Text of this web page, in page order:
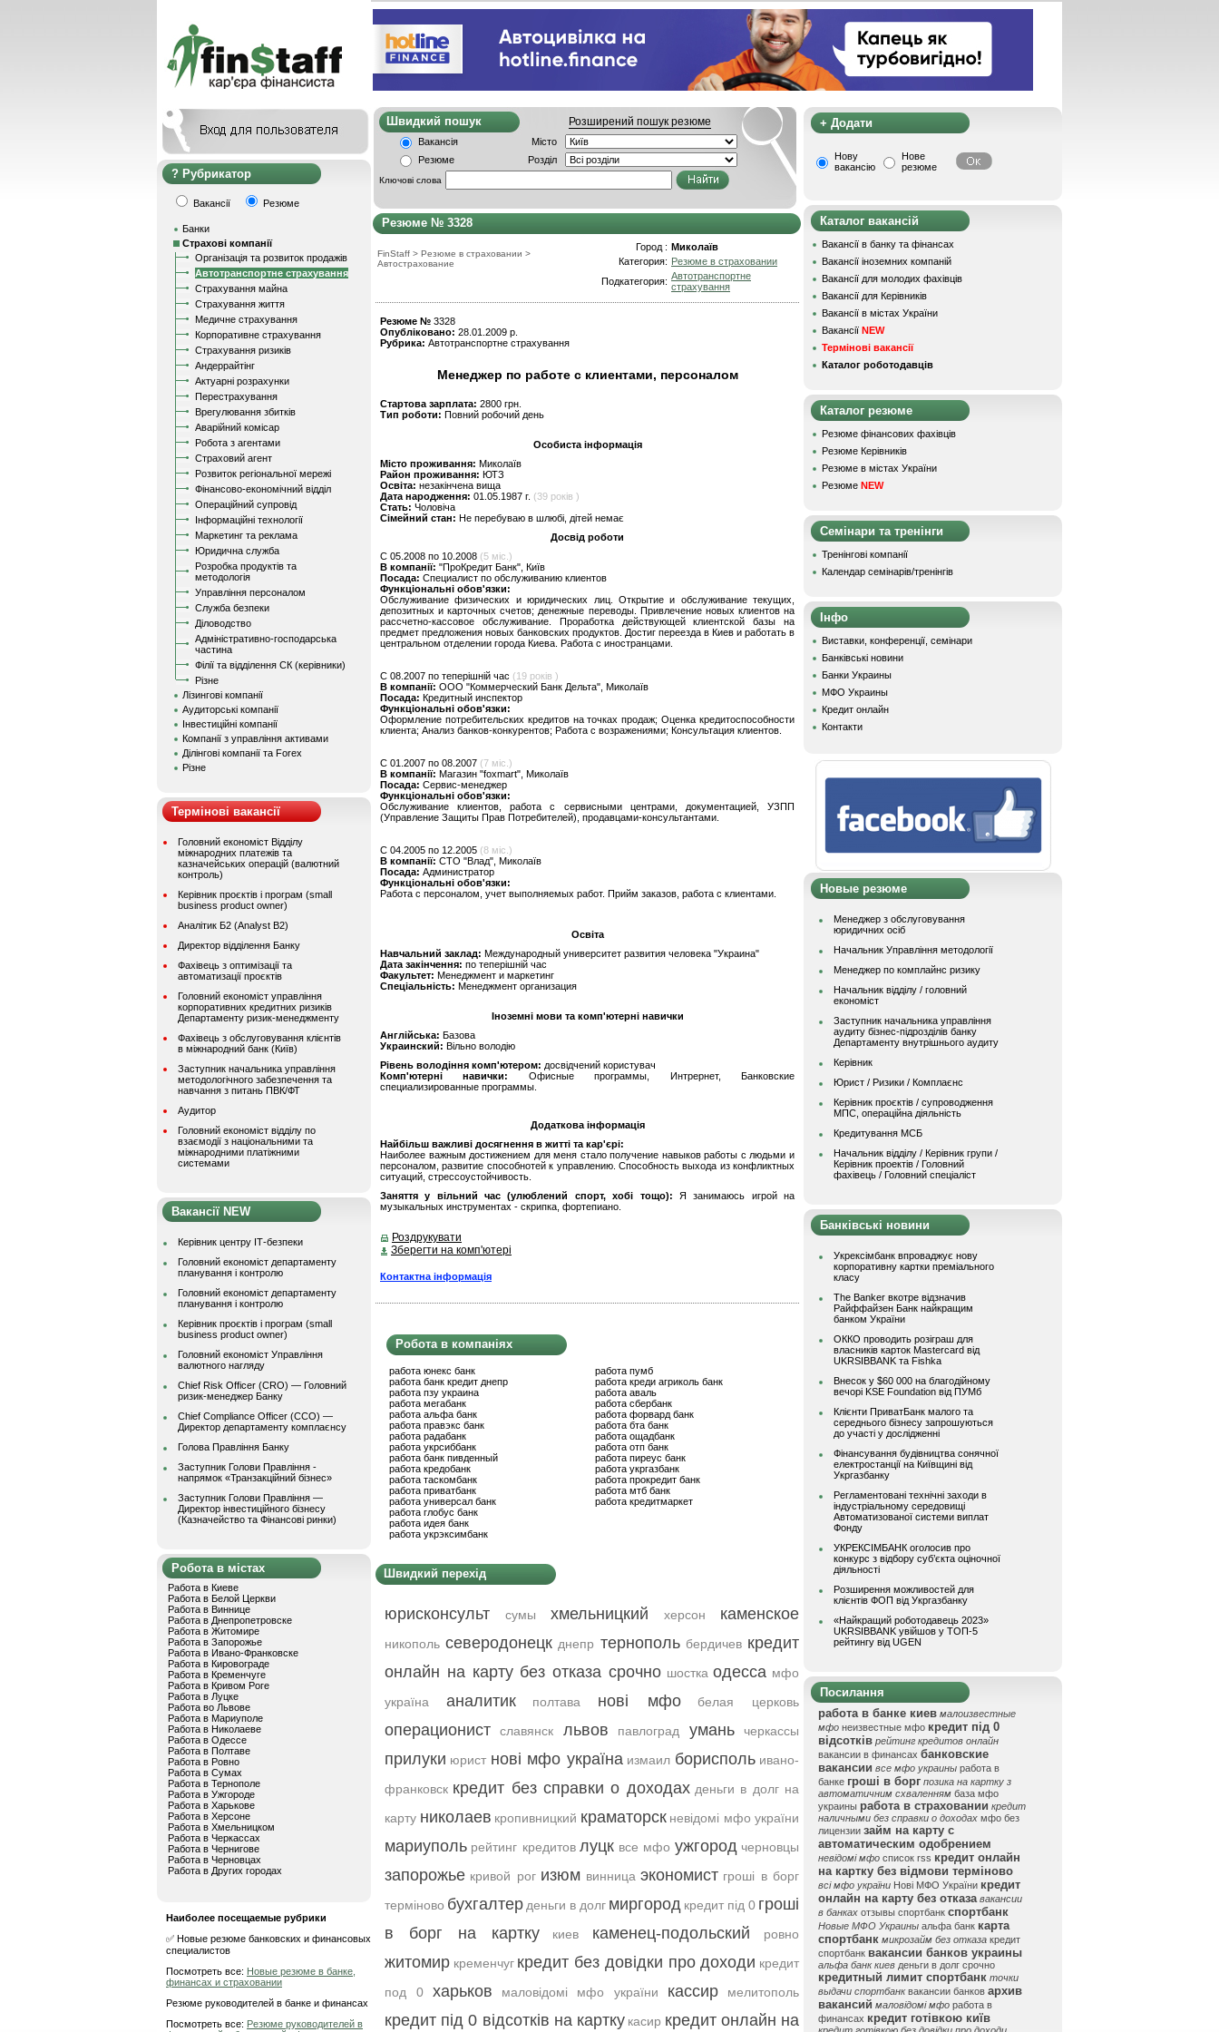
Рубрикатор
Вакансії Резюме
Банки
Страхові компанії
Організація та розвиток продажів
Автотранспортне страхування
Страхування майна
Страхування життя
Медичне страхування
Корпоративне страхування
Страхування ризиків
Андеррайтінг
Актуарні розрахунки
Перестрахування
Врегулювання збитків
Аварійний комісар
Робота з агентами
Страховий агент
Розвиток регіональної мережі
Фінансово-економічний відділ
Операційний супровід
Інформаційні технології
Маркетинг та реклама
Юридична служба
Розробка продуктів та
методологія
Управління персоналом
Служба безпеки
Діловодство
Адміністративно-господарська
частина
Філії та відділення СК (керівники)
Різне
Лізингові компанії
Аудиторські компанії
Інвестиційні компанії
Компанії з управління активами
Ділінгові компанії та Forex
Різне
Термінові вакансії
Головний економіст Відділу
міжнародних платежів та
казначейських операцій (валютний
контроль)
Керівник проєктів і програм (small
business product owner)
Аналітик Б2 (Analyst B2)
Директор відділення Банку
Фахівець з оптимізації та
автоматизації проєктів
Головний економіст управління
корпоративних кредитних ризиків
Департаменту ризик-менеджменту
Фахівець з обслуговування клієнтів
в міжнародний банк (Київ)
Заступник начальника управління
методологічного забезпечення та
навчання з питань ПВК/ФТ
Аудитор
Головний економіст відділу по
взаємодії з національними та
міжнародними платіжними
системами
Вакансії NEW
Керівник центру ІТ-безпеки
Головний економіст департаменту
планування і контролю
Головний економіст департаменту
планування і контролю
Керівник проєктів і програм (small
business product owner)
Головний економіст Управління
валютного нагляду
Chief Risk Officer (CRO) — Головний
ризик-менеджер Банку
Chief Compliance Officer (CCO) —
Директор департаменту комплаєнсу
Голова Правління Банку
Заступник Голови Правління -
напрямок «Транзакційний бізнес»
Заступник Голови Правління —
Директор інвестиційного бізнесу
(Казначейство та Фінансові ринки)
Робота в містах
Работа в Киеве
Работа в Белой Церкви
Работа в Виннице
Работа в Днепропетровске
Работа в Житомире
Работа в Запорожье
Работа в Ивано-Франковске
Работа в Кировограде
Работа в Кременчуге
Работа в Кривом Роге
Работа в Луцке
Работа во Львове
Работа в Мариуполе
Работа в Николаеве
Работа в Одессе
Работа в Полтаве
Работа в Ровно
Работа в Сумах
Работа в Тернополе
Работа в Ужгороде
Работа в Харькове
Работа в Херсоне
Работа в Хмельницком
Работа в Черкассах
Работа в Чернигове
Работа в Черновцах
Работа в Других городах
Наиболее посещаемые рубрики
✅ Новые резюме банковских и финансовых
специалистов
Посмотреть все: Новые резюме в банке,
финансах и страховании
Резюме руководителей в банке и финансах
Посмотреть все: Резюме руководителей в
Швидкий пошук Розширений пошук резюме
Вакансія
Місто
Резюме
Розділ
Ключові слова
Резюме № 3328
FinStaff > Резюме в страховании >
Автострахование
Город : Миколаїв
Категория: Резюме в страховании
Подкатегория: Автотранспортне
страхування
Резюме № 3328
Опубліковано: 28.01.2009 р.
Рубрика: Автотранспортне страхування
Менеджер по работе с клиентами, персоналом
Стартова зарплата: 2800 грн.
Тип роботи: Повний робочий день
Особиста інформація
Місто проживання: Миколаїв
Район проживання: ЮТЗ
Освіта: незакінчена вища
Дата народження: 01.05.1987 г. (39 років )
Стать: Чоловіча
Сімейний стан: Не перебуваю в шлюбі, дітей немає
Досвід роботи
C 05.2008 по 10.2008 (5 міс.)
В компанії: "ПроКредит Банк", Київ
Посада: Специалист по обслуживанию клиентов
Функціональні обов'язки:
Обслуживание физических и юридических лиц. Открытие и обслуживание текущих,
депозитных и карточных счетов; денежные переводы. Привлечение новых клиентов на
рассчетно-кассовое обслуживание. Проработка действующей клиентской базы на
предмет предложения новых банковских продуктов. Достиг переезда в Киев и работать в
центральном отделении города Киева. Работа с иностранцами.
C 08.2007 по теперішній час (19 років )
В компанії: ООО "Коммерческий Банк Дельта", Миколаїв
Посада: Кредитный инспектор
Функціональні обов'язки:
Оформление потребительских кредитов на точках продаж; Оценка кредитоспособности
клиента; Анализ банков-конкурентов; Работа с возражениями; Консультация клиентов.
C 01.2007 по 08.2007 (7 міс.)
В компанії: Магазин "foxmart", Миколаїв
Посада: Сервис-менеджер
Функціональні обов'язки:
Обслуживание клиентов, работа с сервисными центрами, документацией, УЗПП
(Управление Защиты Прав Потребителей), продавцами-консультантами.
C 04.2005 по 12.2005 (8 міс.)
В компанії: СТО "Влад", Миколаїв
Посада: Администратор
Функціональні обов'язки:
Работа с персоналом, учет выполняемых работ. Прийм заказов, работа с клиентами.
Освіта
Навчальний заклад: Международный университет развития человека "Украина"
Дата закінчення: по теперішній час
Факультет: Менеджмент и маркетинг
Спеціальність: Менеджмент организация
Іноземні мови та комп'ютерні навички
Англійська: Базова
Украинский: Вільно володію
Рівень володіння комп'ютером: досвідчений користувач
Комп'ютерні навички:
Офисные программы, Интрернет, Банковские
специализированные программы.
Додаткова інформація
Найбільш важливі досягнення в житті та кар'єрі:
Наиболее важным достижением для меня стало получение навыков работы с людьми и
персоналом, развитие способнотей к управлению. Способность выхода из конфликтных
ситуаций, стрессоустойчивость.
Заняття у вільний час (улюблений спорт, хобі тощо): Я занимаюсь игрой на
музыкальных инструментах - скрипка, фортепиано.
Роздрукувати
Зберегти на комп'ютері
Контактна інформація
Робота в компаніях
работа юнекс банк
работа банк кредит днепр
работа пзу украина
работа мегабанк
работа альфа банк
работа правэкс банк
работа радабанк
работа укрсиббанк
работа банк пивденный
работа кредобанк
работа таскомбанк
работа приватбанк
работа универсал банк
работа глобус банк
работа идея банк
работа укрэксимбанк
работа пумб
работа креди агриколь банк
работа аваль
работа сбербанк
работа форвард банк
работа бта банк
работа ощадбанк
работа отп банк
работа пиреус банк
работа укргазбанк
работа прокредит банк
работа мтб банк
работа кредитмаркет
Швидкий перехід
юрисконсульт сумы хмельницкий херсон каменское
никополь северодонецк днепр тернополь бердичев кредит
онлайн на карту без отказа срочно шостка одесса мфо
україна
аналитик полтава нові мфо белая церковь
операционист славянск львов павлоград умань черкассы
прилуки юрист нові мфо україна измаил борисполь ивано-
франковск кредит без справки о доходах деньги в долг на
карту николаев кропивницкий краматорск невідомі мфо україни
мариуполь рейтинг кредитов луцк все мфо ужгород черновцы
запорожье кривой рог изюм винница экономист гроші в борг
терміново бухгалтер деньги в долг миргород кредит під 0 гроші
в борг на картку
киев каменец-подольский ровно
житомир кременчуг кредит без довідки про доходи кредит
под 0
харьков маловідомі мфо україни кассир мелитополь
кредит під 0 відсотків на картку касир кредит онлайн на
+ Додати
Нову
вакансію
Нове
резюме
Каталог вакансій
Вакансії в банку та фінансах
Вакансії іноземних компаній
Вакансії для молодих фахівців
Вакансії для Керівників
Вакансії в містах України
Вакансії NEW
Термінові вакансії
Каталог роботодавців
Каталог резюме
Резюме фінансових фахівців
Резюме Керівників
Резюме в містах України
Резюме NEW
Семінари та тренінги
Тренінгові компанії
Календар семінарів/тренінгів
Інфо
Виставки, конференції, семінари
Банківські новини
Банки Украины
МФО Украины
Кредит онлайн
Контакти
Новые резюме
Менеджер з обслуговування
юридичних осіб
Начальник Управління методології
Менеджер по комплайнс ризику
Начальник відділу / головний
економіст
Заступник начальника управління
аудиту бізнес-підрозділів банку
Департаменту внутрішнього аудиту
Керівник
Юрист / Ризики / Комплаєнс
Керівник проєктів / супроводження
МПС, операційна діяльність
Кредитування МСБ
Начальник вiддiлу / Керівник групи /
Керівник проектів / Головний
фахівець / Головний спеціаліст
Банківські новини
Укрексімбанк впроваджує нову
корпоративну картки преміального
класу
The Banker вкотре відзначив
Райффайзен Банк найкращим
банком України
ОККО проводить розіграш для
власників карток Mastercard від
UKRSIBBANK та Fishka
Внесок у $60 000 на благодійному
вечорі KSE Foundation від ПУМб
Клієнти ПриватБанк малого та
середнього бізнесу запрошуються
до участі у дослідженні
Фінансування будівництва сонячної
електростанції на Київщині від
Укргазбанку
Регламентовані технічні заходи в
індустріальному середовищі
Автоматизованої системи виплат
Фонду
УКРЕКСІМБАНК оголосив про
конкурс з відбору суб’єкта оціночної
діяльності
Розширення можливостей для
клієнтів ФОП від Укргазбанку
«Найкращий роботодавець 2023»
UKRSIBBANK увійшов у ТОП-5
рейтингу від UGEN
Посилання
работа в банке киев малоизвестные
мфо неизвестные мфо кредит під 0
відсотків рейтинг кредитов онлайн
вакансии в финансах банковские
вакансии все мфо украины работа в
банке гроші в борг позика на картку з
автоматичним схваленням база мфо
украины работа в страховании кредит
наличными без справки о доходах мфо без
лицензии займ на карту с
автоматическим одобрением
невідомі мфо список rss кредит онлайн
на картку без відмови терміново
всі мфо україни Нові МФО України кредит
онлайн на карту без отказа вакансии
в банках отзывы спортбанк спортбанк
Новые МФО Украины альфа банк карта
спортбанк микрозайм без отказа кредит
спортбанк вакансии банков украины
альфа банк киев деньги в долг срочно
кредитный лимит спортбанк точки
выдачи спортбанк вакансии банков архив
вакансий маловідомі мфо работа в
финансах кредит готівкою київ